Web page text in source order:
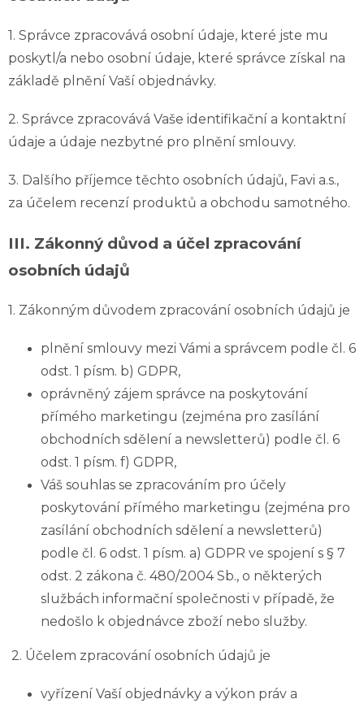
1. Správce zpracovává osobní údaje, které jste mu
poskytl/a nebo osobní údaje, které správce získal na
základě plnění Vaší objednávky.
2. Správce zpracovává Vaše identifikační a kontaktní
údaje a údaje nezbytné pro plnění smlouvy.
3. Dalšího příjemce těchto osobních údajů, Favi a.s.,
za účelem recenzí produktů a obchodu samotného.
III. Zákonný důvod a účel zpracování
osobních údajů
1. Zákonným důvodem zpracování osobních údajů je
plnění smlouvy mezi Vámi a správcem podle čl. 6
odst. 1 písm. b) GDPR,
oprávněný zájem správce na poskytování
přímého marketingu (zejména pro zasílání
obchodních sdělení a newsletterů) podle čl. 6
odst. 1 písm. f) GDPR,
Váš souhlas se zpracováním pro účely
poskytování přímého marketingu (zejména pro
zasílání obchodních sdělení a newsletterů)
podle čl. 6 odst. 1 písm. a) GDPR ve spojení s § 7
odst. 2 zákona č. 480/2004 Sb., o některých
službách informační společnosti v případě, že
nedošlo k objednávce zboží nebo služby.
2. Účelem zpracování osobních údajů je
vyřízení Vaší objednávky a výkon práv a